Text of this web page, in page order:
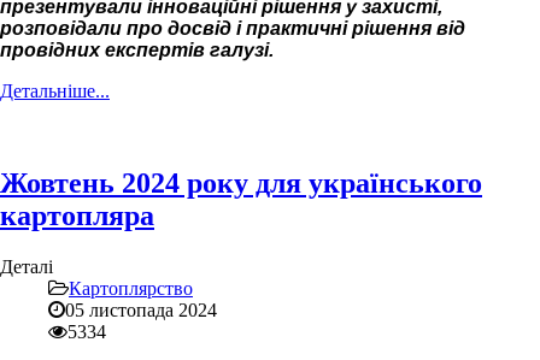
презентували інноваційні рішення у захисті,
розповідали про досвід і практичні рішення від
провідних експертів галузі.
Детальніше...
Жовтень 2024 року для українського
картопляра
Деталі
Картоплярство
05 листопада 2024
5334